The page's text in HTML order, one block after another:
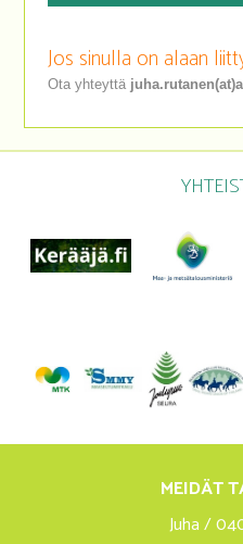
Jos sinulla on alaan
Ota yhteyttä
MEIDÄT
Juha /